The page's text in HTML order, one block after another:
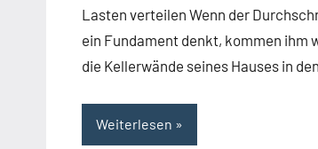
Lasten verteilen Wenn der
ein Fundament denkt, kommen ihm
die Kellerwände seines Hauses in
Weiterlesen